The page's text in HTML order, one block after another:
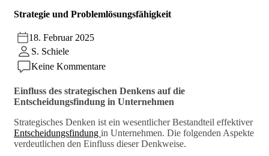
Strategie und Problemlösungsfähigkeit
18. Februar 2025
S. Schiele
Keine Kommentare
Einfluss des strategischen Denkens auf die
Entscheidungsfindung in Unternehmen
Strategisches Denken ist ein wesentlicher Bestandteil effektiver
Entscheidungsfindung in Unternehmen. Die folgenden Aspekte
verdeutlichen den Einfluss dieser Denkweise.